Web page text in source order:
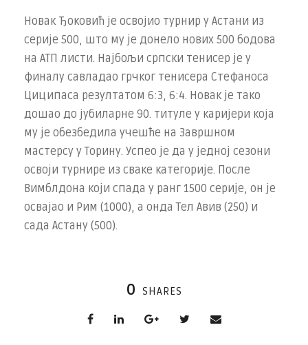
Новак Ђоковић је освојио турнир у Астани из
серије 500, што му је донело нових 500 бодова
на АТП листи. Најбољи српски тенисeр је у
финалу савладао грчког тенисера Стефаноса
Циципаса резултатом 6:3, 6:4. Новак је тако
дошао до јубиларне 90. титуле у каријери која
му је обезбедила учешће на Завршном
мастерсу у Торину. Успео је да у једној сезони
освоји турнире из сваке категорије. После
Вимблдона који спада у ранг 1500 серије, он је
освајао и Рим (1000), а онда Тел Авив (250) и
сада Астану (500).
0 SHARES